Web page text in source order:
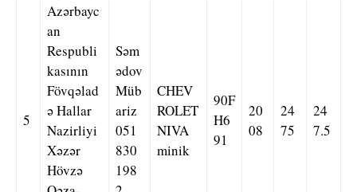
5
Azərbayc
an
Respubli
kasının
Fövqəlad
ə Hallar
Nazirliyi
Xəzər
Hövzə
Səm
ədov
Müb
ariz
051
830
198
CHEV
ROLET
NIVA
minik
90F
H6
91
20
08
24
75
24
7.5